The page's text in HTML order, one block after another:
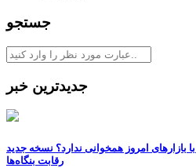
جستجو
جدیدترین خبر
بازارهای امروز همخوانی ندارد؟ نسخه جدید
رقابت‌ بنگاه‌ها